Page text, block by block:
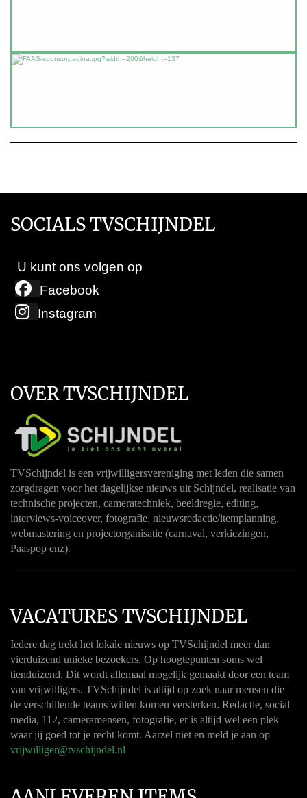
SOCIALS TVSCHIJNDEL
U kunt ons volgen op
Facebook
Instagram
OVER TVSCHIJNDEL
TVSchijndel is een vrijwilligersvereniging met leden die samen
zorgdragen voor het dagelijkse nieuws uit Schijndel, realisatie van
technische projecten, cameratechniek, beeldregie, editing,
interviews-voiceover, fotografie, nieuwsredactie/itemplanning,
webmastering en projectorganisatie (carnaval, verkiezingen,
Paaspop enz).
VACATURES TVSCHIJNDEL
Iedere dag trekt het lokale nieuws op TVSchijndel meer dan
vierduizend unieke bezoekers. Op hoogtepunten soms wel
tienduizend. Dit wordt allemaal mogelijk gemaakt door een team
van vrijwilligers. TVSchijndel is altijd op zoek naar mensen die
de verschillende teams willen komen versterken. Redactie, social
media, 112, cameramensen, fotografie, er is altijd wel een plek
waar jij goed tot je recht komt. Aarzel niet en meld je aan op
vrijwilliger@tvschijndel.nl